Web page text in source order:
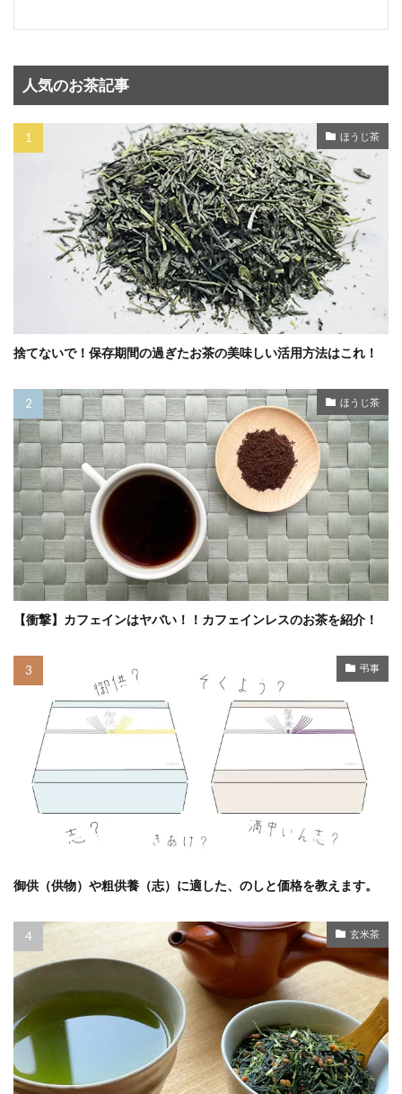
人気のお茶記事
ほうじ茶
捨てないで！保存期間の過ぎたお茶の美味しい活用方法はこれ！
ほうじ茶
【衝撃】カフェインはヤバい！！カフェインレスのお茶を紹介！
弔事
御供（供物）や粗供養（志）に適した、のしと価格を教えます。
玄米茶